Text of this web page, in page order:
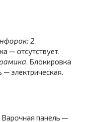
2.
— отсутствует.
. Блокировка
— электрическая.
Варочная панель —